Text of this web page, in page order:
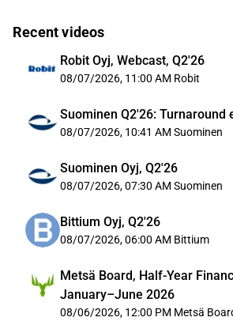
Recent videos
Robit Oyj, Webcast, Q2'26
08/07/2026, 11:00 AM Robit
Suominen Q2'26: Turnaround
08/07/2026, 10:41 AM Suominen
Suominen Oyj, Q2'26
08/07/2026, 07:30 AM Suominen
Bittium Oyj, Q2'26
08/07/2026, 06:00 AM Bittium
Metsä Board, Half-Year
January–June 2026
08/06/2026, 12:00 PM Metsä